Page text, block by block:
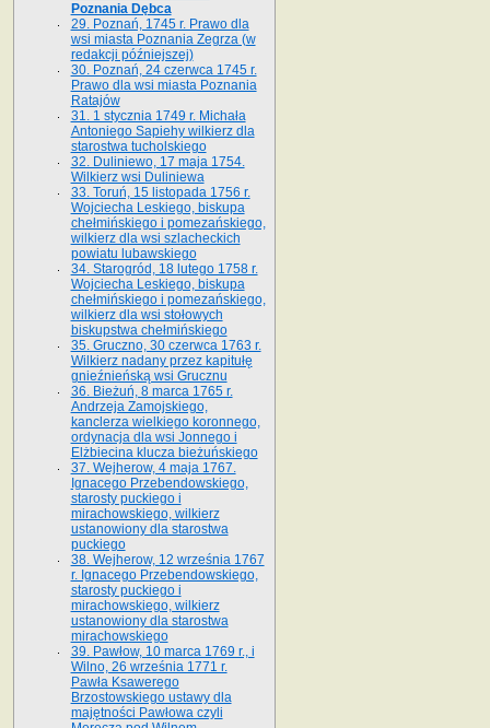
Poznania Dębca
29. Poznań, 1745 r. Prawo dla
wsi miasta Poznania Zegrza (w
redakcji późniejszej)
30. Poznań, 24 czerwca 1745 r.
Prawo dla wsi miasta Poznania
Ratajów
31. 1 stycznia 1749 r. Michała
Antoniego Sapiehy wilkierz dla
starostwa tucholskiego
32. Duliniewo, 17 maja 1754.
Wilkierz wsi Duliniewa
33. Toruń, 15 listopada 1756 r.
Wojciecha Leskiego, biskupa
chełmińskiego i pomezańskiego,
wilkierz dla wsi szlacheckich
powiatu lubawskiego
34. Starogród, 18 lutego 1758 r.
Wojciecha Leskiego, biskupa
chełmińskiego i pomezańskiego,
wilkierz dla wsi stołowych
biskupstwa chełmińskiego
35. Gruczno, 30 czerwca 1763 r.
Wilkierz nadany przez kapitułę
gnieźnieńską wsi Grucznu
36. Bieżuń, 8 marca 1765 r.
Andrzeja Zamojskiego,
kanclerza wielkiego koronnego,
ordynacja dla wsi Jonnego i
Elżbiecina klucza bieżuńskiego
37. Wejherow, 4 maja 1767.
Ignacego Przebendowskiego,
starosty puckiego i
mirachowskiego, wilkierz
ustanowiony dla starostwa
puckiego
38. Wejherow, 12 września 1767
r. Ignacego Przebendowskiego,
starosty puckiego i
mirachowskiego, wilkierz
ustanowiony dla starostwa
mirachowskiego
39. Pawłow, 10 marca 1769 r., i
Wilno, 26 września 1771 r.
Pawła Ksawerego
Brzostowskiego ustawy dla
majętności Pawłowa czyli